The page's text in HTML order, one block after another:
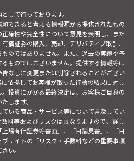
して行っております。
できると考える情報源から提供されたもの
確性や完全性について意見を表明し、また
価証券の購入、売却、デリバティブ取引、
のではありません。また、過去の実績や予
ものではございません。提供する情報等は
なしに変更または削除されることがござい
依拠してお客様が取った行動の結果に対し
投資にかかる最終決定は、お客様ご自身の
します。
いる商品・サービス等について言及してい
料等およびリスクは異なりますので、詳し
場有価証券等書面」、「目論見書」、「目
ブサイトの「リスク・手数料などの重要事項
い。